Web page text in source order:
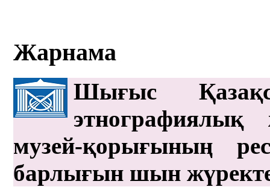
Жарнама
Шығыс
этнографиялық
музей-қорығының
барлығын шын